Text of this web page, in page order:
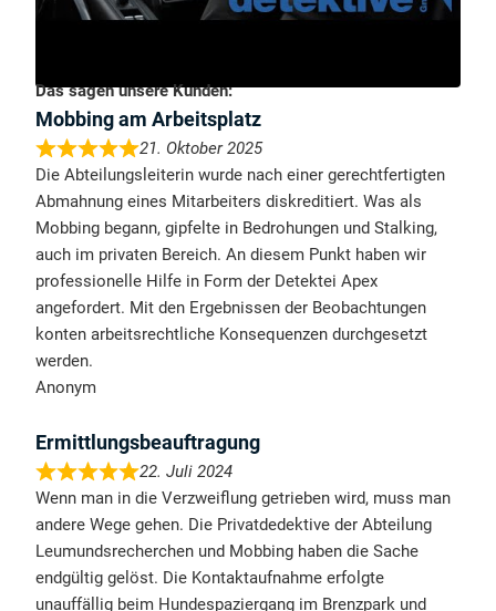
Das sagen unsere Kunden:
Mobbing am Arbeitsplatz
21. Oktober 2025
Die Abteilungsleiterin wurde nach einer gerechtfertigten
Abmahnung eines Mitarbeiters diskreditiert. Was als
Mobbing begann, gipfelte in Bedrohungen und Stalking,
auch im privaten Bereich. An diesem Punkt haben wir
professionelle Hilfe in Form der Detektei Apex
angefordert. Mit den Ergebnissen der Beobachtungen
konten arbeitsrechtliche Konsequenzen durchgesetzt
werden.
Anonym
Ermittlungsbeauftragung
22. Juli 2024
Wenn man in die Verzweiflung getrieben wird, muss man
andere Wege gehen. Die Privatdedektive der Abteilung
Leumundsrecherchen und Mobbing haben die Sache
endgültig gelöst. Die Kontaktaufnahme erfolgte
unauffällig beim Hundespaziergang im Brenzpark und